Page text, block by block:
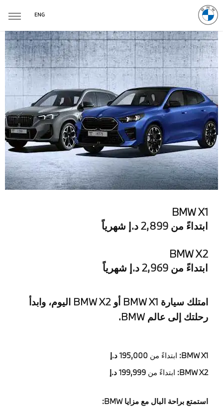
ENG
BMW X1
ابتداءً من 2,899 د.إ شهرياً
BMW X2
ابتداءً من 2,969 د.إ شهرياً
امتلك سيارة BMW X1 أو BMW X2 اليوم، وابدأ
رحلتك إلى عالم BMW.
BMW X1: ابتداءً من 195,000 د.إ
BMW X2: ابتداءً من 199,999 د.إ
استمتع براحة البال مع مزايا BMW: